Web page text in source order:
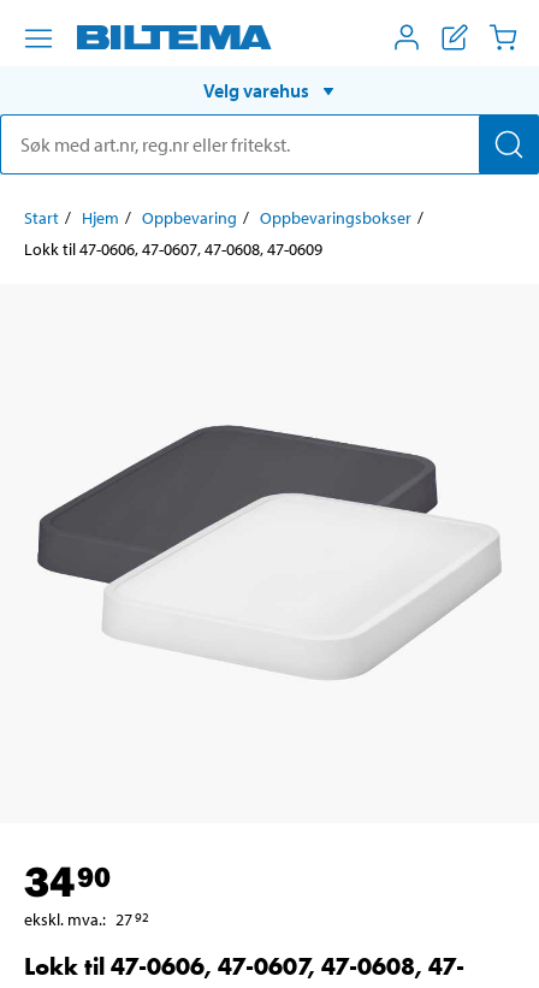
Velg varehus
Start Hjem Oppbevaring
Oppbevaringsbokser
Lokk til 47-0606, 47-0607, 47-0608, 47-0609
3490
ekskl. mva.: 2792
Lokk til 47-0606, 47-0607, 47-0608, 47-